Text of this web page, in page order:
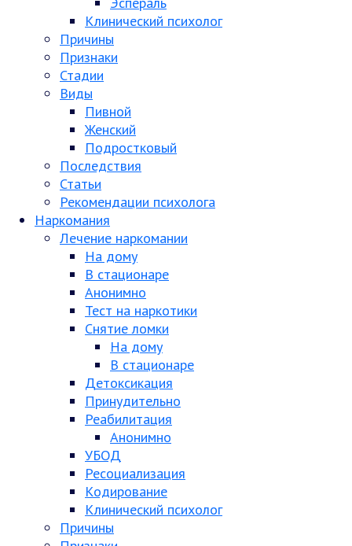
Клинический психолог
Причины
Признаки
Стадии
Виды
Пивной
Женский
Подростковый
Последствия
Статьи
Рекомендации психолога
Наркомания
Лечение наркомании
На дому
В стационаре
Анонимно
Тест на наркотики
Снятие ломки
На дому
В стационаре
Детоксикация
Принудительно
Реабилитация
Анонимно
УБОД
Ресоциализация
Кодирование
Клинический психолог
Причины